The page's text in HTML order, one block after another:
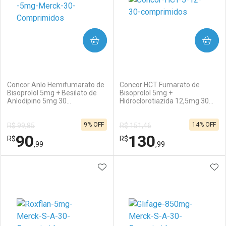
Ativar Desconto
Comprar sem Desconto
Por R$ 30,65/cada
Comprar sem Desconto
Por R$ 30,65/cada
Comprar sem Desconto
Por R$ 61,12/cada
Comprar sem Desconto
Por R$ 61,12/cada
Concor Anlo Hemifumarato de
Bisoprolol 5mg + Besilato de
Anlodipino 5mg 30
R$ 99,85
R$90,99
9% OFF
COMPRAR
Laboratório
Por Menos
Concor HCT Fumarato de
Bisoprolol 5mg +
Hidroclorotiazida 12,5mg 30
R$ 151,46
R$130,99
14% OFF
COMPRAR
Laboratório
Por Menos
ADICIONAR AOS FAVORITOS